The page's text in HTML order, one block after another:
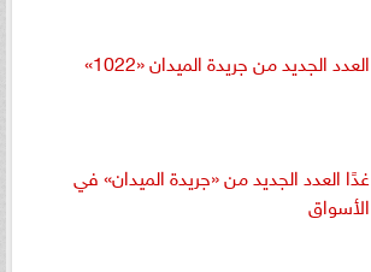
العدد الجديد من جريدة الميدان «1022»
غدًا العدد الجديد من «جريدة الميدان» في
الأسواق